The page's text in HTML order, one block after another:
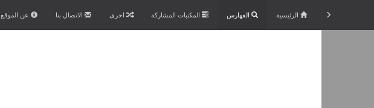
عن الموقع الاتصال بنا اخرى المكتبات المشاركة الفهارس الرئيسية